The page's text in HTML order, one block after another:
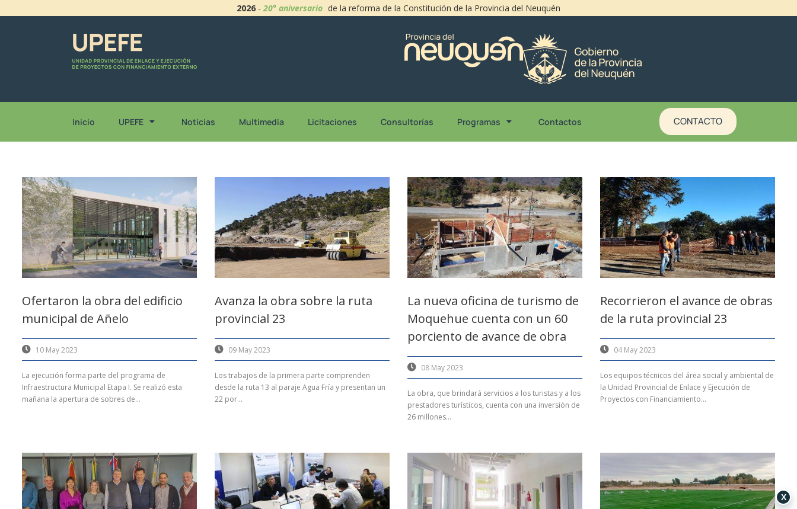
2026 -20° aniversario de la reforma de la Constitución de la Provincia del Neuquén
Inicio UPEFE Noticias Multimedia Licitaciones Consultorías Programas Contactos CONTACTO
Ofertaron la obra del edificio
municipal de Añelo
10 May 2023
La ejecución forma parte del programa de
Infraestructura Municipal Etapa I. Se realizó esta
mañana la apertura de sobres de...
Avanza la obra sobre la ruta
provincial 23
09 May 2023
Los trabajos de la primera parte comprenden
desde la ruta 13 al paraje Agua Fría y presentan un
22 por...
La nueva oficina de turismo de
Moquehue cuenta con un 60
porciento de avance de obra
08 May 2023
La obra, que brindará servicios a los turistas y a los
prestadores turísticos, cuenta con una inversión de
26 millones...
Recorrieron el avance de obras
de la ruta provincial 23
04 May 2023
Los equipos técnicos del área social y ambiental de
la Unidad Provincial de Enlace y Ejecución de
Proyectos con Financiamiento...
X